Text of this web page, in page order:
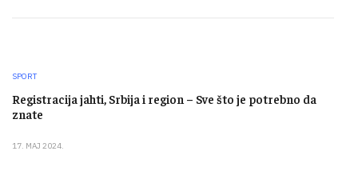
SPORT
Registracija jahti, Srbija i region – Sve što je potrebno da
znate
17. MAJ 2024.